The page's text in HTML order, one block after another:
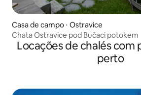
Casa de campo ⋅ Ostravice
Chata Ostravice pod Bučaci potokem
Locações de chalés com
perto